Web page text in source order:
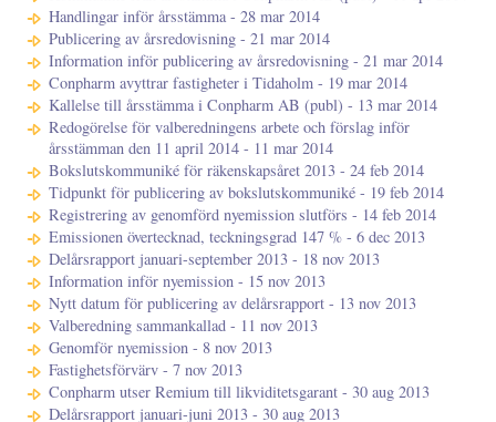
Handlingar inför årsstämma - 28 mar 2014
Publicering av årsredovisning - 21 mar 2014
Information inför publicering av årsredovisning - 21 mar 2014
Conpharm avyttrar fastigheter i Tidaholm - 19 mar 2014
Kallelse till årsstämma i Conpharm AB (publ) - 13 mar 2014
Redogörelse för valberedningens arbete och förslag inför
årsstämman den 11 april 2014 - 11 mar 2014
Bokslutskommuniké för räkenskapsåret 2013 - 24 feb 2014
Tidpunkt för publicering av bokslutskommuniké - 19 feb 2014
Registrering av genomförd nyemission slutförs - 14 feb 2014
Emissionen övertecknad, teckningsgrad 147 % - 6 dec 2013
Delårsrapport januari-september 2013 - 18 nov 2013
Information inför nyemission - 15 nov 2013
Nytt datum för publicering av delårsrapport - 13 nov 2013
Valberedning sammankallad - 11 nov 2013
Genomför nyemission - 8 nov 2013
Fastighetsförvärv - 7 nov 2013
Conpharm utser Remium till likviditetsgarant - 30 aug 2013
Delårsrapport januari-juni 2013 - 30 aug 2013